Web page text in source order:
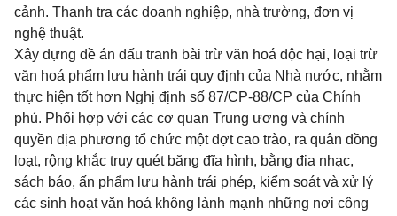
cảnh. Thanh tra các doanh nghiệp, nhà trường, đơn vị
nghệ thuật.
Xây dựng đề án đấu tranh bài trừ văn hoá độc hại, loại trừ
văn hoá phẩm lưu hành trái quy định của Nhà nước, nhằm
thực hiện tốt hơn Nghị định số 87/CP-88/CP của Chính
phủ. Phối hợp với các cơ quan Trung ương và chính
quyền địa phương tổ chức một đợt cao trào, ra quân đồng
loạt, rộng khắc truy quét băng đĩa hình, bằng đia nhạc,
sách báo, ấn phẩm lưu hành trái phép, kiểm soát và xử lý
các sinh hoạt văn hoá không lành mạnh những nơi công